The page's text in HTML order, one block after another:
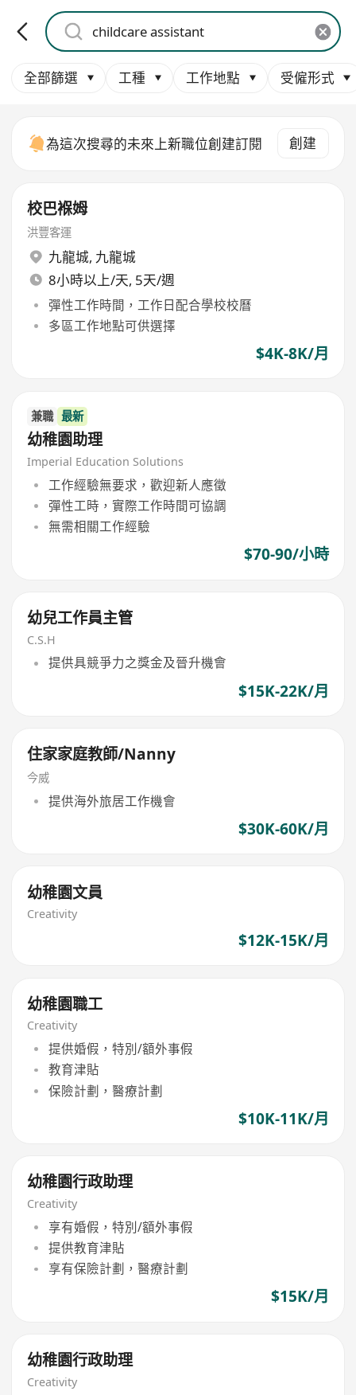
全部篩選 工種 工作地點 受僱形式
為這次搜尋的未來上新職位創建訂閱 創建
校巴褓姆
洪豐客運
九龍城, 九龍城
8小時以上/天, 5天/週
彈性工作時間，工作日配合學校校曆
多區工作地點可供選擇
$4K-8K/月
兼職 最新
幼稚園助理
Imperial Education Solutions
工作經驗無要求，歡迎新人應徵
彈性工時，實際工作時間可協調
無需相關工作經驗
$70-90/小時
幼兒工作員主管
C.S.H
提供具競爭力之獎金及晉升機會
$15K-22K/月
住家家庭教師/Nanny
今威
提供海外旅居工作機會
$30K-60K/月
幼稚園文員
Creativity
$12K-15K/月
幼稚園職工
Creativity
提供婚假，特別/額外事假
教育津貼
保險計劃，醫療計劃
$10K-11K/月
幼稚園行政助理
Creativity
享有婚假，特別/額外事假
提供教育津貼
享有保險計劃，醫療計劃
$15K/月
幼稚園行政助理
Creativity